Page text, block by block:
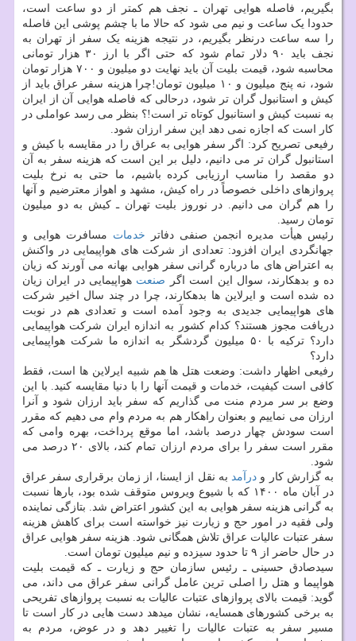
بگیریم، فاصله هوایی تهران ـ نجف هم کمتر از دو ساعت است،
حدودا یک ساعت و نیم می شود که حالا ما با چشم پوشی این فاصله
را سه ساعت درنظر بگیریم، در نتیجه هزینه یک سفر از تهران به
نجف باید ۹۰ دلار تمام شود که حتی اگر با ارز ۳۰ هزار تومانی
محاسبه شود، قیمت بلیت آن باید نهایت دو میلیون و ۷۰۰ هزار تومان
شود، نه پنج میلیون و ۱۰ میلیون تومان!چرا هزینه سفر عراق باید از
کیش و استانبول گران تر شود، درحالی که فاصله هوایی آن از ایران
به نسبت کیش و استانبول کوتاه تر است!؟ بنظر می رسد عواملی در
کار است که اجازه نمی دهد این سفر ارزان شود.
رفیعی تصریح کرد: اگر سفر هوایی به عراق را در مقایسه با کیش و
استانبول گران تر می دانیم، دلیل بر این است که هزینه سفر به آن
دو مقصد را مناسب ارزیابی کرده باشیم، ما حتی به نرخ بلیت
پروازهای داخلی خصوصاً در راه کیش، مشهد و اهواز معترضیم و آنها
را هم گران می دانیم. در نوروز بلیت تهران ـ کیش به دو میلیون
تومان رسید.
رئیس هیأت مدیره انجمن صنفی دفاتر خدمات مسافرت هوایی و
جهانگردی ایران افزود: تعدادی از شرکت های هواپیمایی در واکنش
به اعتراض های ما درباره گرانی سفر هوایی بهانه می آورند که زیان
ده و بدهکارند، سوال این است اگر صنعت هواپیمایی در ایران زیان
ده شده است و ایرلاین ها بدهکارند، چرا در چند سال اخیر شرکت
های هواپیمایی جدیدی به وجود آمده است و تعدادی هم در نوبت
دریافت مجوز هستند؟ کدام کشور به اندازه ایران شرکت هواپیمایی
دارد؟ ترکیه با ۵۰ میلیون گردشگر به اندازه ما شرکت هواپیمایی
دارد؟
رفیعی اظهار داشت: وضعت هتل ها هم شبیه ایرلاین ها است، فقط
کافی است کیفیت، خدمات و قیمت آنها را با دنیا مقایسه کنید. با این
وضع بر سر مردم منت می گذاریم که سفر باید ارزان شود و آنرا
ارزان می نماییم و بعنوان راهکار هم به مردم وام می دهیم که مقرر
است سودش چهار درصد باشد، اما موقع پرداخت، بهره وامی که
مقرر است سفر را برای مردم ارزان تمام کند، بالای ۲۰ درصد می
شود.
به گزارش کار و درآمدبه نقل از ایسنا، از زمان برقراری سفر عراق
در آبان ماه ۱۴۰۰ که با شیوع ویروس متوقف شده بود، بارها نسبت
به گرانی هزینه سفر هوایی به این کشور اعتراض شد. بتازگی نماینده
ولی فقیه در امور حج و زیارت نیز خواسته است برای کاهش هزینه
سفر عتبات عالیات عراق تلاش همگانی شود. هزینه سفر هوایی عراق
در حال حاضر از ۹ تا حدود سیزده و نیم میلیون تومان است.
سیدصادق حسینی ـ رئیس سازمان حج و زیارت ـ که قیمت بلیت
هواپیما و هتل را اصلی ترین عامل گرانی سفر عراق می داند، می
گوید: قیمت بالای پروازهای عتبات عالیات به نسبت پروازهای تفریحی
به برخی کشورهای همسایه، نشان میدهد دست هایی در کار است تا
مسیر سفر به عتبات عالیات را تغییر دهد و در عوض، مردم به